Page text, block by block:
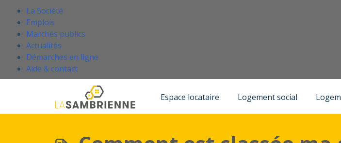
La Société
Emplois
Marchés publics
Actualités
Démarches en ligne
Aide & contact(Ce lien s'ouvre dans un nouvel onglet)
Espace locataire Logement social
Base de connaissances